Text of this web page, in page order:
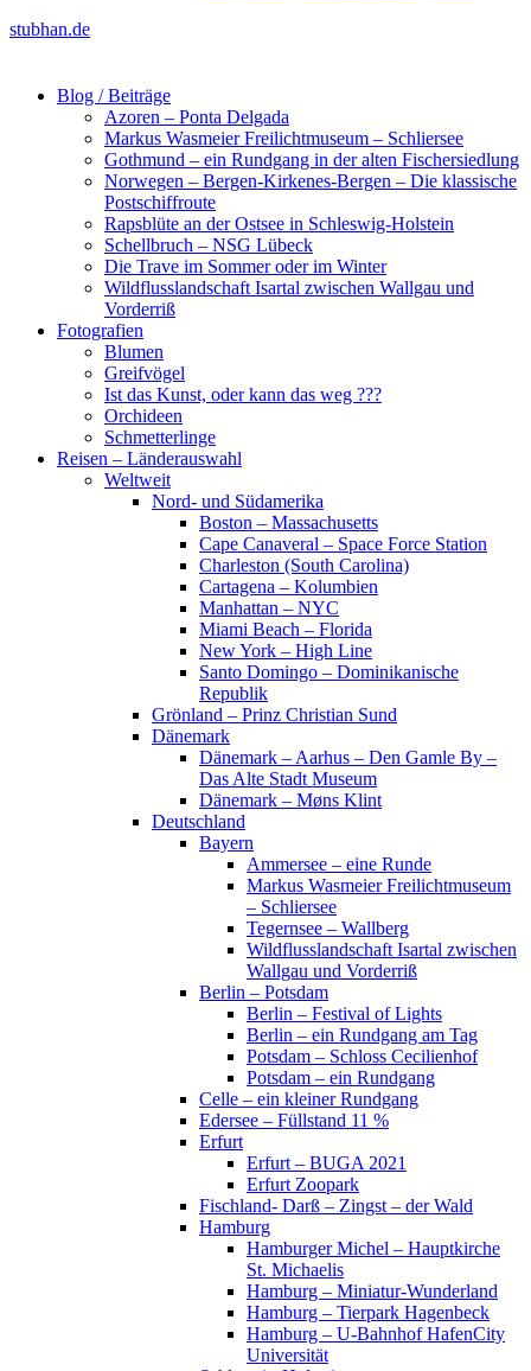
stubhan.de
Blog / Beiträge
Azoren – Ponta Delgada
Markus Wasmeier Freilichtmuseum – Schliersee
Gothmund – ein Rundgang in der alten Fischersiedlung
Norwegen – Bergen-Kirkenes-Bergen – Die klassische
Postschiffroute
Rapsblüte an der Ostsee in Schleswig-Holstein
Schellbruch – NSG Lübeck
Die Trave im Sommer oder im Winter
Wildflusslandschaft Isartal zwischen Wallgau und
Vorderriß
Fotografien
Blumen
Greifvögel
Ist das Kunst, oder kann das weg ???
Orchideen
Schmetterlinge
Reisen – Länderauswahl
Weltweit
Nord- und Südamerika
Boston – Massachusetts
Cape Canaveral – Space Force Station
Charleston (South Carolina)
Cartagena – Kolumbien
Manhattan – NYC
Miami Beach – Florida
New York – High Line
Santo Domingo – Dominikanische
Republik
Grönland – Prinz Christian Sund
Dänemark
Dänemark – Aarhus – Den Gamle By –
Das Alte Stadt Museum
Dänemark – Møns Klint
Deutschland
Bayern
Ammersee – eine Runde
Markus Wasmeier Freilichtmuseum
– Schliersee
Tegernsee – Wallberg
Wildflusslandschaft Isartal zwischen
Wallgau und Vorderriß
Berlin – Potsdam
Berlin – Festival of Lights
Berlin – ein Rundgang am Tag
Potsdam – Schloss Cecilienhof
Potsdam – ein Rundgang
Celle – ein kleiner Rundgang
Edersee – Füllstand 11 %
Erfurt
Erfurt – BUGA 2021
Erfurt Zoopark
Fischland- Darß – Zingst – der Wald
Hamburg
Hamburger Michel – Hauptkirche
St. Michaelis
Hamburg – Miniatur-Wunderland
Hamburg – Tierpark Hagenbeck
Hamburg – U-Bahnhof HafenCity
Universität